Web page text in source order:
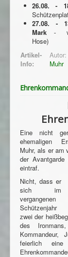
26.08. -
27.08. -
Mark -
Hose)
Artikel-
Info:
Autor:
Muhr
Eine nicht
ehemaligen
Muhr, als er am
der
eintraf.
Nicht, dass er
sich im
vergangenen
Schützenjahr
zwei der
des
Kommandeur,
feierlich